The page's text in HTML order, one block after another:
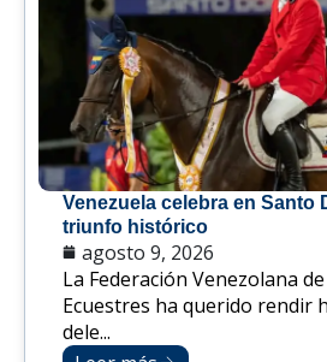
Venezuela celebra en Santo
triunfo histórico
agosto 9, 2026
La Federación Venezolana
Ecuestres ha querido rendir
dele...